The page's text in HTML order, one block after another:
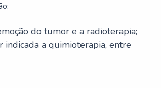
do tumor e a radioterapia;
indicada a quimioterapia, entre